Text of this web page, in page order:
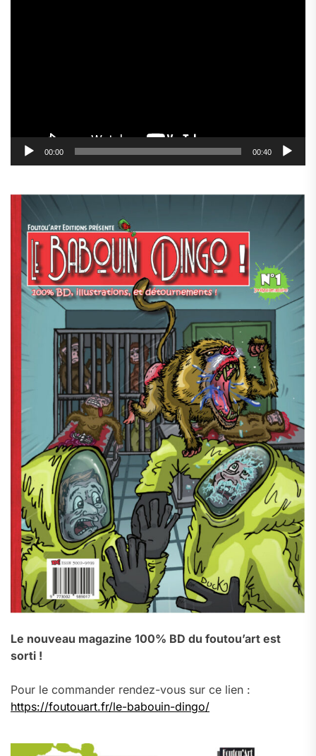
00:00 00:40
Le nouveau magazine 100% BD du foutou’art est
sorti !
Pour le commander rendez-vous sur ce lien :
https://foutouart.fr/le-babouin-dingo/